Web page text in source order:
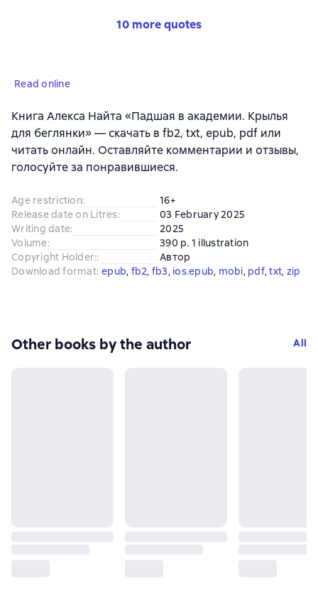
10 more quotes
Read online
Книга Алекса Найта «Падшая в академии. Крылья
для беглянки» — скачать в fb2, txt, epub, pdf или
читать онлайн. Оставляйте комментарии и отзывы,
голосуйте за понравившиеся.
Age restriction:
16+
Release date on Litres:
03 February 2025
Writing date:
2025
Volume:
390 p. 1 illustration
Copyright Holder::
Автор
Download format: epub, fb2, fb3, ios.epub, mobi, pdf, txt, zip
Other books by the author All